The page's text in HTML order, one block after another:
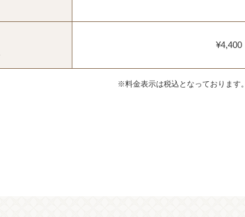
¥4,400
※料金表示は税込となっております。